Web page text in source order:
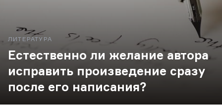
ЛИТЕРАТУРА
Естественно ли желание автора
исправить произведение сразу
после его написания?